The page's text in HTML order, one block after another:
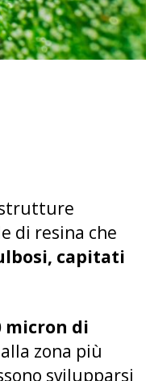
strutture
di resina che
capitati
micron di
zona più
svilupparsi